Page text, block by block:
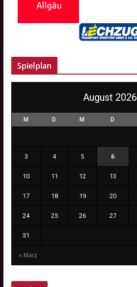
Spielplan
August 2026
M D M D
« März
3 4 5 6
10 11 12 13
17 18 19 20
24 25 26 27
31